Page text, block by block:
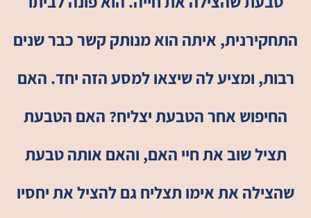
התחקירנית, איתה הוא מנותק קשר כבר שנים
רבות, ומציע לה שיצאו למסע הזה יחד. האם
החיפוש אחר הטבעת יצליח? האם הטבעת
תציל שוב את חיי האם, והאם אותה טבעת
שהצילה את אימו תצליח גם להציל את יחסיו